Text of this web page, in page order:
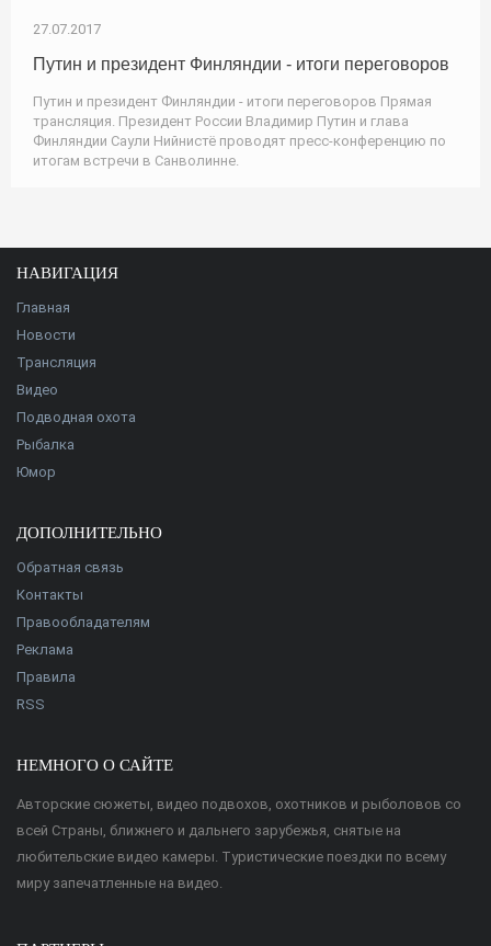
27.07.2017
Путин и президент Финляндии - итоги переговоров
Путин и президент Финляндии - итоги переговоров Прямая
трансляция. Президент России Владимир Путин и глава
Финляндии Саули Нийнистё проводят пресс-конференцию по
итогам встречи в Санволинне.
НАВИГАЦИЯ
Главная
Новости
Трансляция
Видео
Подводная охота
Рыбалка
Юмор
ДОПОЛНИТЕЛЬНО
Обратная связь
Контакты
Правообладателям
Реклама
Правила
RSS
НЕМНОГО О САЙТЕ
Авторские сюжеты, видео подвохов, охотников и рыболовов со
всей Страны, ближнего и дальнего зарубежья, снятые на
любительские видео камеры. Туристические поездки по всему
миру запечатленные на видео.